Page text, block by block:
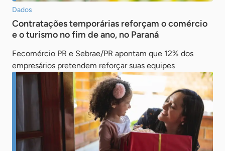
Dados
Contratações temporárias reforçam o comércio
e o turismo no fim de ano, no Paraná
Fecomércio PR e Sebrae/PR apontam que 12% dos
empresários pretendem reforçar suas equipes